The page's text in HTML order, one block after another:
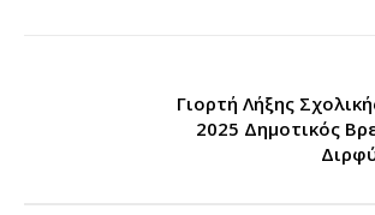
Γιορτή Λήξης
2025 Δημοτικός